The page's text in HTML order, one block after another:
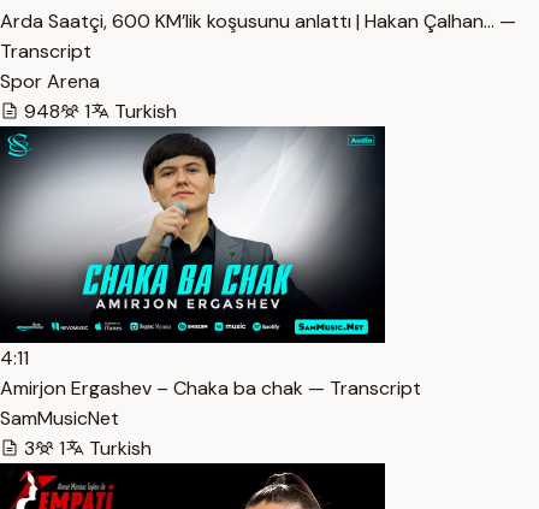
Arda Saatçi, 600 KM’lik koşusunu anlattı | Hakan Çalhan… —
Transcript
Spor Arena
948
1 Turkish
4:11
Amirjon Ergashev – Chaka ba chak — Transcript
SamMusicNet
3
1 Turkish